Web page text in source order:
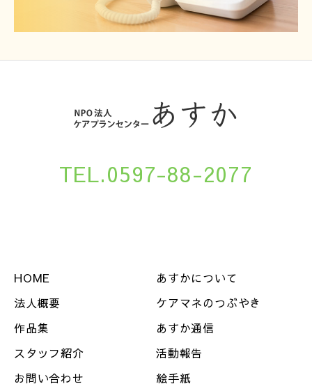
TEL.0597-88-2077
HOME
あすかについて
法人概要
ケアマネのつぶやき
作品集
あすか通信
スタッフ紹介
活動報告
お問い合わせ
絵手紙